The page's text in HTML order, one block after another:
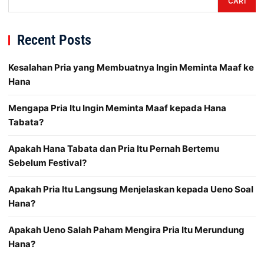
Recent Posts
Kesalahan Pria yang Membuatnya Ingin Meminta Maaf ke
Hana
Mengapa Pria Itu Ingin Meminta Maaf kepada Hana
Tabata?
Apakah Hana Tabata dan Pria Itu Pernah Bertemu
Sebelum Festival?
Apakah Pria Itu Langsung Menjelaskan kepada Ueno Soal
Hana?
Apakah Ueno Salah Paham Mengira Pria Itu Merundung
Hana?